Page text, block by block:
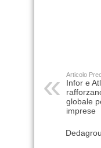
Articolo
Infor e
globale
imprese